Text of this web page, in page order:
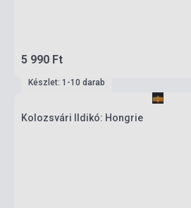
5 990 Ft
Készlet: 1-10 darab
Kolozsvári Ildikó: Hongrie